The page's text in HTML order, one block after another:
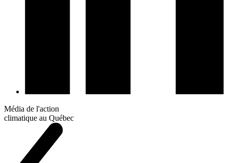
Média de l'action
climatique au Québec